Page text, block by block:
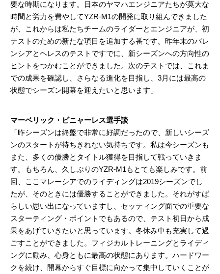
要な時期になります。日本のヤマハエンジニアたちが莫大な
時間と労力を費やしてYZR-M1の開発に取り組んできました
が、これからは私たちチームのライダーとエンジニアが、初
テストのための新たな項目を追加する番です。昨年末のバレ
ンシアとヘレスのテストですでに、新シーズンへの方向性の
ヒントをつかむことができました。次のテストでは、これま
での成果を確認し、さらなる進化を目指し、3月には最高の
状態でシーズン開幕を迎えたいと思います」
マーベリック・ビニャーレス選手談
「昨シーズンは終盤で非常に好調だったので、新しいシーズ
ンのスタートが待ちきれない気持ちです。私は今シーズンも
また、多くの優勝とタイトル獲得を目指して戦っていきま
す。もちろん、久しぶりのYZR-M1もとても楽しみです。前
回、ここマレーシアでのライディングは2019シーズンでし
たが、そのときには優勝することができました。それがすば
らしい思い出になっていますし、セッティング面での重要な
スターティング・ポイントでもあるので、テスト初日から成
果をあげていきたいと思っています。冬休み中も充実して過
ごすことができました。フィジカルトレーニングとライディ
ングに励み、心身ともに最高の状態にあります。ハードワー
クを続け、開幕からすぐ目標に向かって集中していくことが